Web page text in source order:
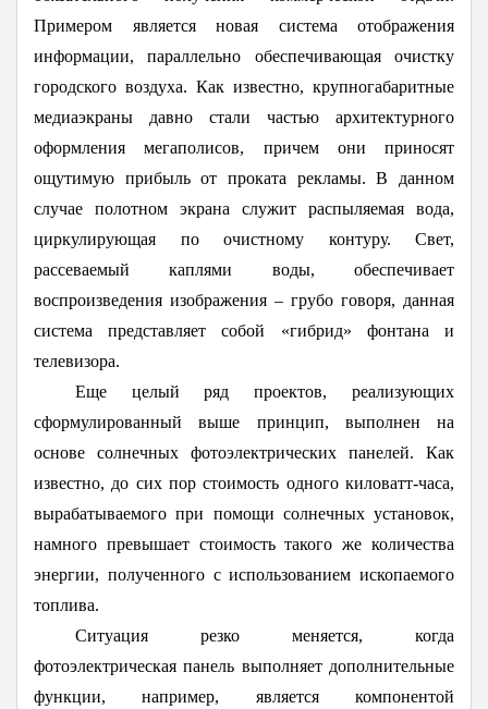
Примером является новая система отображения
информации, параллельно обеспечивающая очистку
городского воздуха. Как известно, крупногабаритные
медиаэкраны давно стали частью архитектурного
оформления мегаполисов, причем они приносят
ощутимую прибыль от проката рекламы. В данном
случае полотном экрана служит распыляемая вода,
циркулирующая по очистному контуру. Свет,
рассеваемый каплями воды, обеспечивает
воспроизведения изображения – грубо говоря, данная
система представляет собой «гибрид» фонтана и
телевизора.
Еще целый ряд проектов, реализующих
сформулированный выше принцип, выполнен на
основе солнечных фотоэлектрических панелей. Как
известно, до сих пор стоимость одного киловатт-часа,
вырабатываемого при помощи солнечных установок,
намного превышает стоимость такого же количества
энергии, полученного с использованием ископаемого
топлива.
Ситуация резко меняется, когда
фотоэлектрическая панель выполняет дополнительные
функции, например, является компонентой